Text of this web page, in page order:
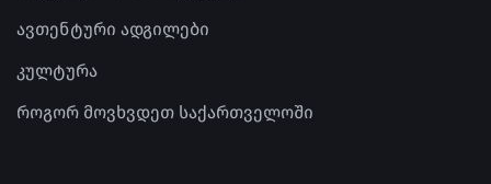
ავთენტური ადგილები
კულტურა
როგორ მოვხვდეთ საქართველოში